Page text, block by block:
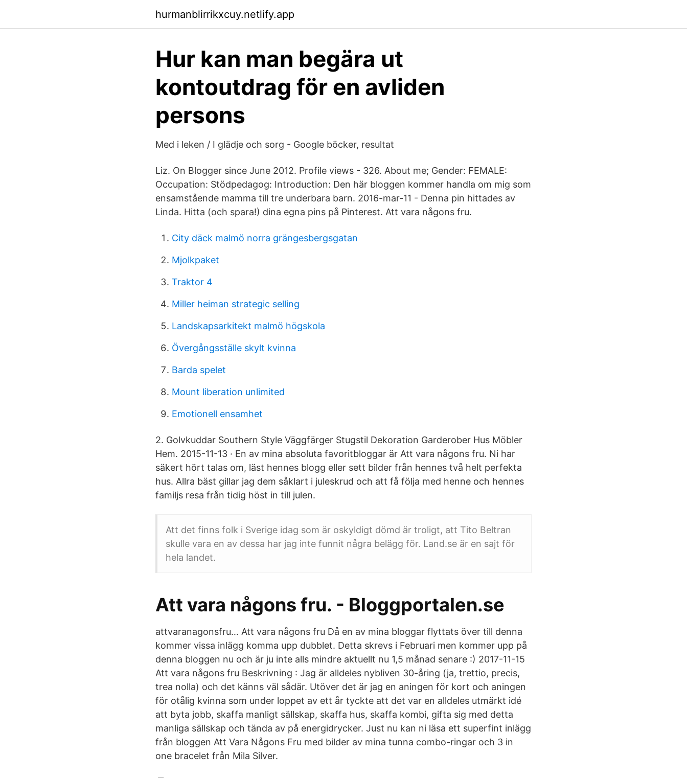
hurmanblirrikxcuy.netlify.app
Hur kan man begära ut
kontoutdrag för en avliden
persons
Med i leken / I glädje och sorg - Google böcker, resultat
Liz. On Blogger since June 2012. Profile views - 326. About me; Gender: FEMALE:
Occupation: Stödpedagog: Introduction: Den här bloggen kommer handla om mig som
ensamstående mamma till tre underbara barn. 2016-mar-11 - Denna pin hittades av
Linda. Hitta (och spara!) dina egna pins på Pinterest. Att vara någons fru.
City däck malmö norra grängesbergsgatan
Mjolkpaket
Traktor 4
Miller heiman strategic selling
Landskapsarkitekt malmö högskola
Övergångsställe skylt kvinna
Barda spelet
Mount liberation unlimited
Emotionell ensamhet
2. Golvkuddar Southern Style Väggfärger Stugstil Dekoration Garderober Hus Möbler
Hem. 2015-11-13 · En av mina absoluta favoritbloggar är Att vara någons fru. Ni har
säkert hört talas om, läst hennes blogg eller sett bilder från hennes två helt perfekta
hus. Allra bäst gillar jag dem såklart i juleskrud och att få följa med henne och hennes
familjs resa från tidig höst in till julen.
Att det finns folk i Sverige idag som är oskyldigt dömd är troligt, att Tito Beltran
skulle vara en av dessa har jag inte funnit några belägg för. Land.se är en sajt för
hela landet.
Att vara någons fru. - Bloggportalen.se
attvaranagonsfru… Att vara någons fru Då en av mina bloggar flyttats över till denna
kommer vissa inlägg komma upp dubblet. Detta skrevs i Februari men kommer upp på
denna bloggen nu och är ju inte alls mindre aktuellt nu 1,5 månad senare :) 2017-11-15
Att vara någons fru Beskrivning : Jag är alldeles nybliven 30-åring (ja, trettio, precis,
trea nolla) och det känns väl sådär. Utöver det är jag en aningen för kort och aningen
för otålig kvinna som under loppet av ett år tyckte att det var en alldeles utmärkt idé
att byta jobb, skaffa manligt sällskap, skaffa hus, skaffa kombi, gifta sig med detta
manliga sällskap och tända av på energidrycker. Just nu kan ni läsa ett superfint inlägg
från bloggen Att Vara Någons Fru med bilder av mina tunna combo-ringar och 3 in
one bracelet från Mila Silver.